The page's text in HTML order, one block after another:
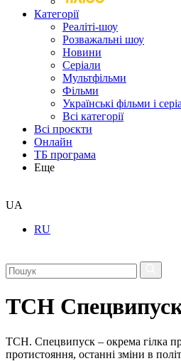
Категорії
Реаліті-шоу
Розважальні шоу
Новини
Серіали
Мультфільми
Фільми
Українські фільми і
Всі категорії
Всі проєкти
Онлайн
ТБ програма
Еще
UA
RU
ТСН
ТСН. Спецвипуск – окрема гілка
протистояння, останні зміни в